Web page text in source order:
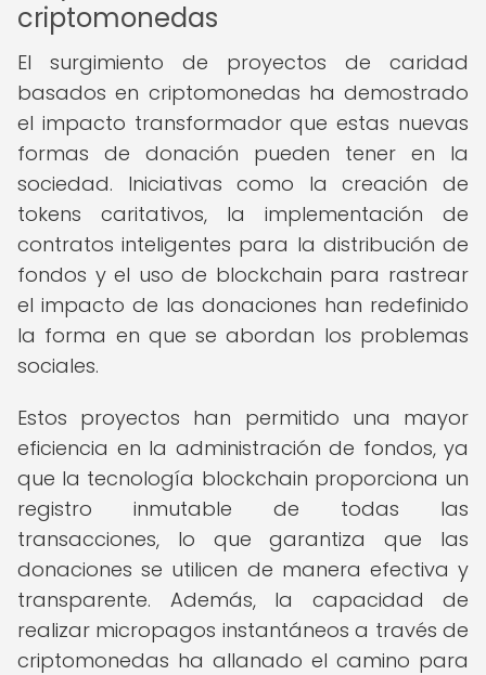
criptomonedas
El surgimiento de proyectos de caridad
basados en criptomonedas ha demostrado
el impacto transformador que estas nuevas
formas de donación pueden tener en la
sociedad. Iniciativas como la creación de
tokens caritativos, la implementación de
contratos inteligentes para la distribución de
fondos y el uso de blockchain para rastrear
el impacto de las donaciones han redefinido
la forma en que se abordan los problemas
sociales.
Estos proyectos han permitido una mayor
eficiencia en la administración de fondos, ya
que la tecnología blockchain proporciona un
registro inmutable de todas las
transacciones, lo que garantiza que las
donaciones se utilicen de manera efectiva y
transparente. Además, la capacidad de
realizar micropagos instantáneos a través de
criptomonedas ha allanado el camino para